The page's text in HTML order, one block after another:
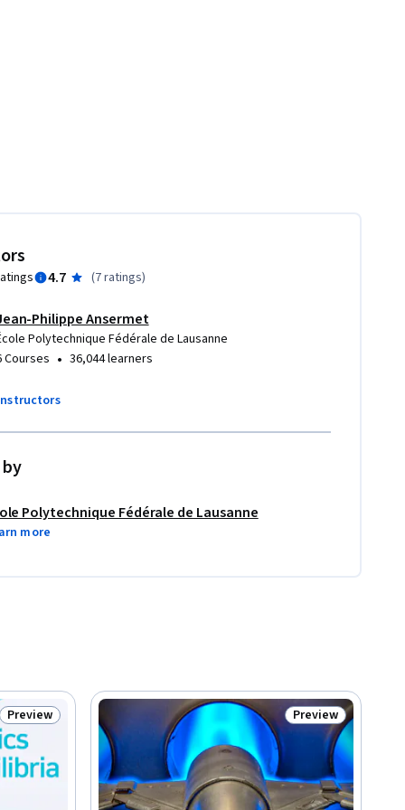
4.7 (7 ratings)
Philippe Ansermet
Polytechnique Fédérale de Lausanne
Courses • 36,044 learners
Polytechnique Fédérale de Lausanne
more
Status: Preview
Preview Status: Preview
Preview